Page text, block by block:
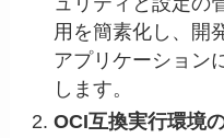
用を簡素化し、開
アプリケーション
します。
OCI互換実行環境